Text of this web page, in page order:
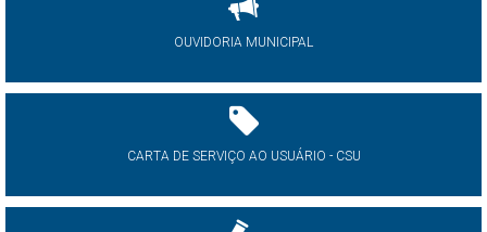
OUVIDORIA MUNICIPAL
CARTA DE SERVIÇO AO USUÁRIO - CSU